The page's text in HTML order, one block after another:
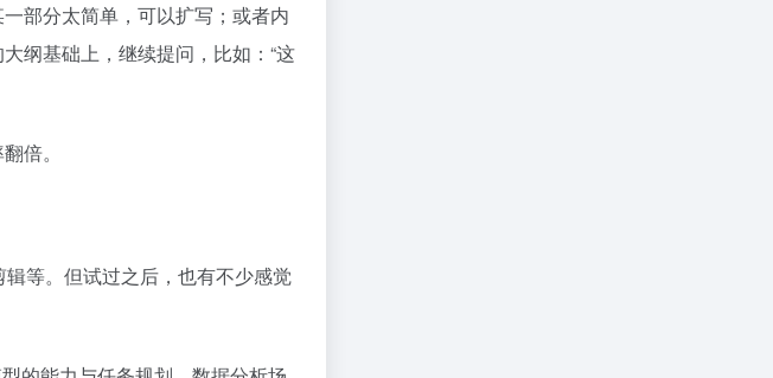
部分太简单，可以扩写；或者内
纲基础上，继续提问，比如：“这
倍。
等。但试过之后，也有不少感觉